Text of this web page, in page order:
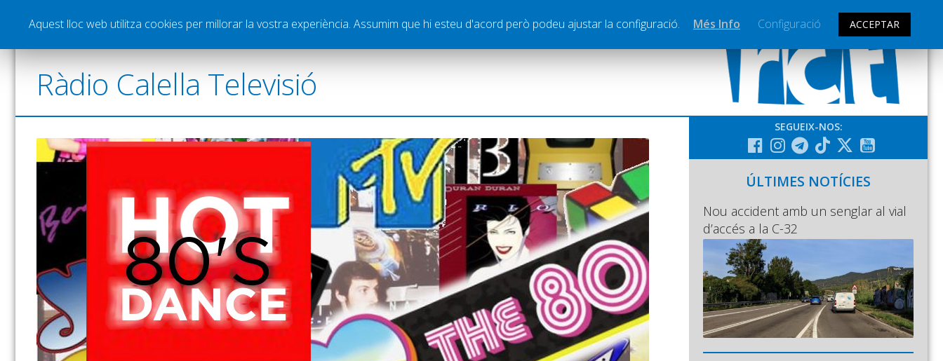
Notícies Esports Pòdcasts Vídeos Graella Publicitat Contacte
Ràdio Calella Televisió
SEGUEIX-NOS:
ÚLTIMES NOTÍCIES
Nou accident amb un senglar al vial
d’accés a la C-32
Aquest lloc web utilitza cookies per millorar la vostra experiència. Assumim que hi esteu d'acord però podeu ajustar la configuració. Més Info Configuració ACCEPTAR